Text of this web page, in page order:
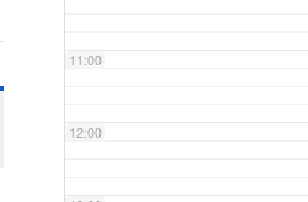
11:00
12:00